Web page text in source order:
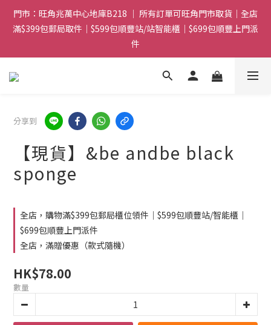
門市：旺角兆萬中心地庫B218 ｜ 所有訂單可旺角門市取貨｜全店
滿$399包郵局取件｜$599包順豐站/站智能櫃｜$699包順豐上門派
件
門市：旺角兆萬中心地庫B218 ｜ 所有訂單可旺角門市取貨｜全店
滿$399包郵局取件｜$599包順豐站/站智能櫃｜$699包順豐上門派
件
滿贈優惠🎁 滿$788送Gucci香水Sample｜ 滿$1088送Clarins 煥
門市：旺角兆萬中心地庫B218 ｜ 所有訂單可旺角門市取貨｜全店
滿$399包郵局取件｜$599包順豐站/站智能櫃｜$699包順豐上門派
件
分享到
【現貨】&be andbe black
sponge
全店，購物滿$399包郵局櫃位領件｜$599包順豐站/智能櫃｜
$699包順豐上門派件
全店，滿贈優惠（款式隨機）
HK$78.00
數量